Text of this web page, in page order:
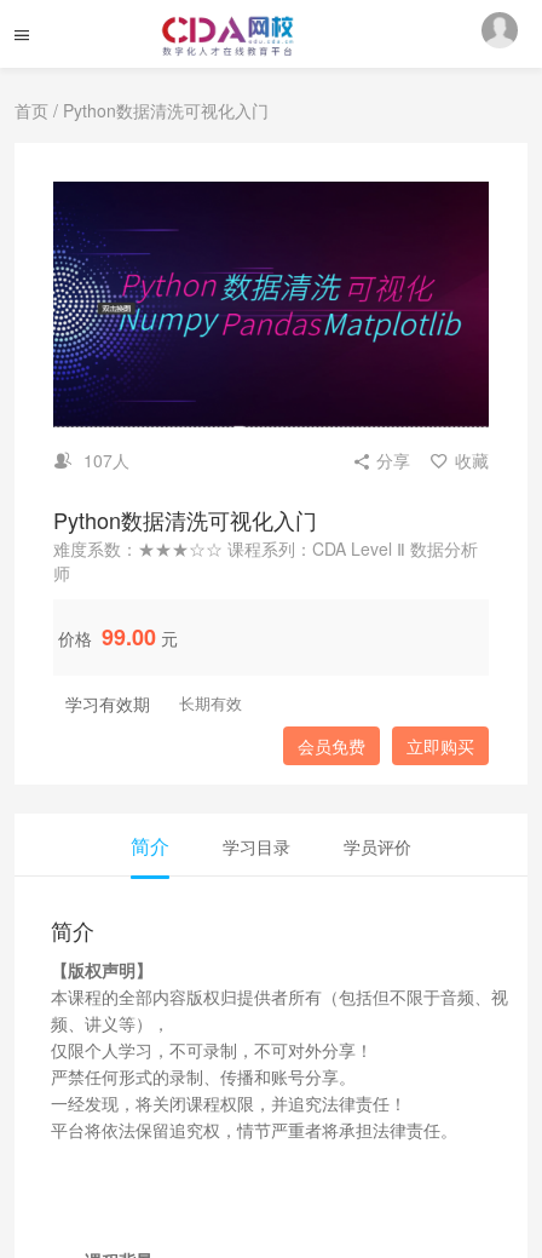
首页 / Python数据清洗可视化入门
107人 分享 收藏
Python数据清洗可视化入门
难度系数：★★★☆☆ 课程系列：CDA Level Ⅱ 数据分析
师
价格 99.00 元
学习有效期 长期有效
立即购买
会员免费
简介 学习目录 学员评价
简介
【版权声明】
本课程的全部内容版权归提供者所有（包括但不限于音频、视
频、讲义等），
仅限个人学习，不可录制，不可对外分享！
严禁任何形式的录制、传播和账号分享。
一经发现，将关闭课程权限，并追究法律责任！
平台将依法保留追究权，情节严重者将承担法律责任。